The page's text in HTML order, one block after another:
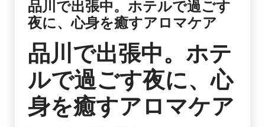
品川で出張中。ホテルで過ごす
夜に、心身を癒すアロマケア
品川で出張中。ホテ
ルで過ごす夜に、心
身を癒すアロマケア